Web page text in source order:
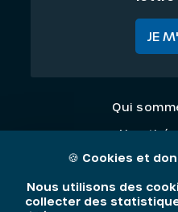
JE
Qui
Nos
🍪 Cookies et
Nous utilisons des
collecter des